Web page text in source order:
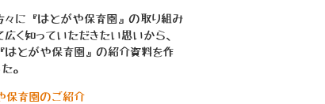
々に『はとがや保育園』の取り組み
広く知っていただきたい思いから、
はとがや保育園』の紹介資料を作
。
保育園のご紹介